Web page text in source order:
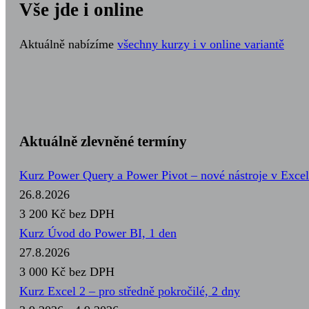
Vše jde i online
Aktuálně nabízíme všechny kurzy i v online variantě
Aktuálně zlevněné termíny
Kurz Power Query a Power Pivot – nové nástroje v
26.8.2026
3 200 Kč bez DPH
Kurz Úvod do Power BI, 1 den
27.8.2026
3 000 Kč bez DPH
Kurz Excel 2 – pro středně pokročilé, 2 dny